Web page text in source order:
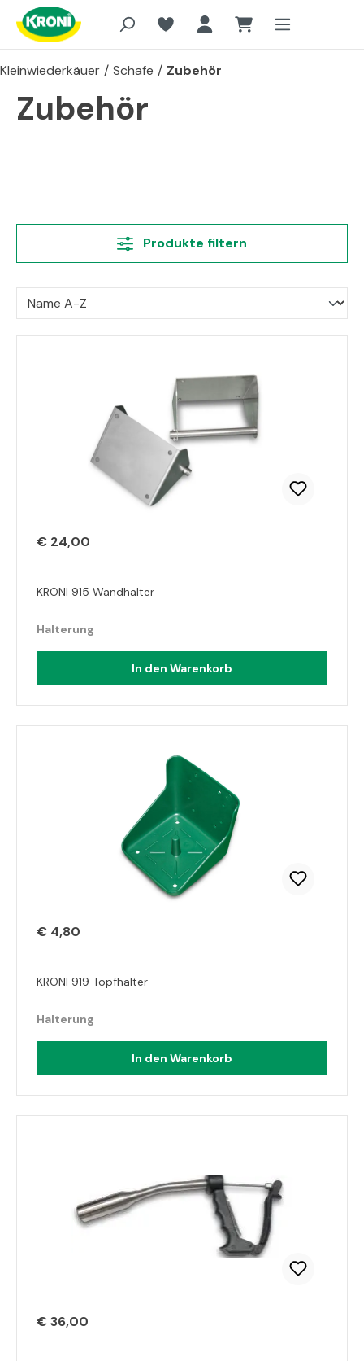
Zum Hauptinhalt springen
Kleinwiederkäuer / Schafe / Zubehör
Zubehör
Produkte filtern
€ 24,00
KRONI 915 Wandhalter
Halterung
In den Warenkorb
€ 4,80
KRONI 919 Topfhalter
Halterung
In den Warenkorb
€ 36,00